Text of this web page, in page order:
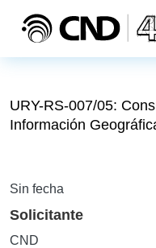
URY-RS-007/05:
Información
Sin fecha
Solicitante
CND